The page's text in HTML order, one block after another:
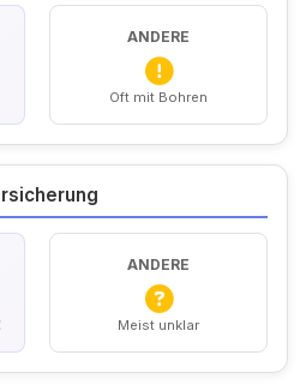
ANDERE
Oft mit Bohren
ANDERE
Meist unklar